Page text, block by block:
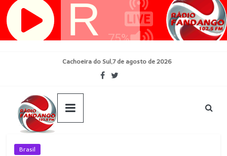
Pular
para
Cachoeira do Sul,7 de agosto de 2026
Brasil